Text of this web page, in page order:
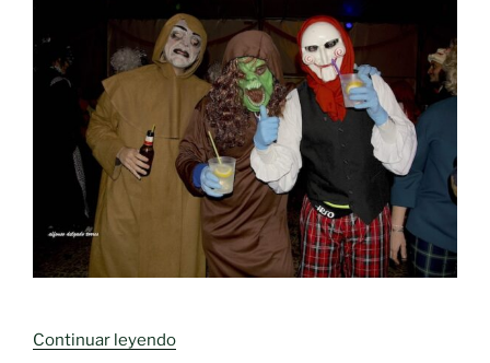
Continuar leyendo«Programa